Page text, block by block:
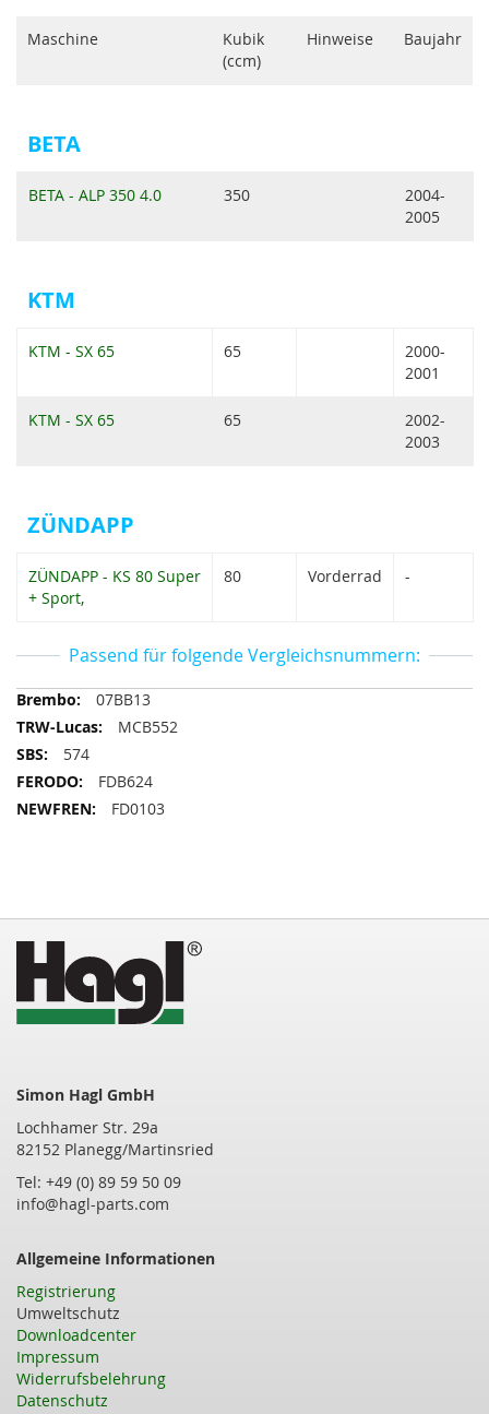
Maschine
Kubik
(ccm)
Hinweise Baujahr
BETA
BETA - ALP 350 4.0 350
2004-
2005
KTM
KTM - SX 65 65
2000-
2001
KTM - SX 65 65
2002-
2003
ZÜNDAPP
ZÜNDAPP - KS 80 Super
+ Sport,
80 Vorderrad -
Passend für folgende Vergleichsnummern:
Passend
für
Vergleichsnummern
07BB13
MCB552
574
FDB624
FD0103
Simon Hagl GmbH
Lochhamer Str. 29a
82152 Planegg/Martinsried
Tel: +49 (0) 89 59 50 09
info@hagl-parts.com
Allgemeine Informationen
Registrierung
Umweltschutz
Downloadcenter
Impressum
Widerrufsbelehrung
Datenschutz